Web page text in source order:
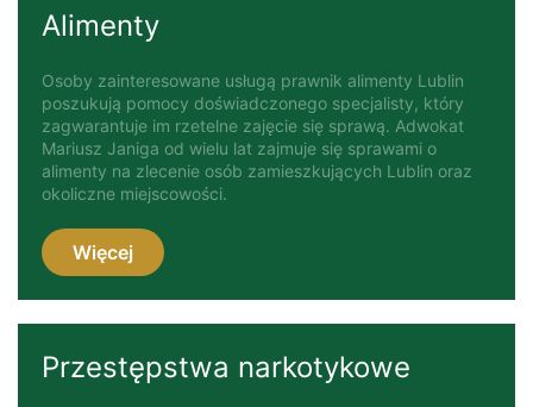
Alimenty
Osoby zainteresowane usługą prawnik alimenty Lublin
poszukują pomocy doświadczonego specjalisty, który
zagwarantuje im rzetelne zajęcie się sprawą. Adwokat
Mariusz Janiga od wielu lat zajmuje się sprawami o
alimenty na zlecenie osób zamieszkujących Lublin oraz
okoliczne miejscowości.
Więcej
Przestępstwa narkotykowe